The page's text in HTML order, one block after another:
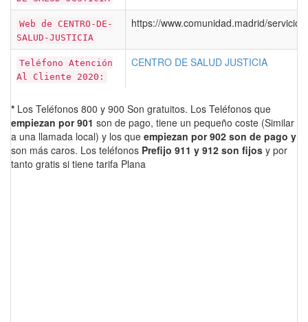
Web de CENTRO-DE-
SALUD-JUSTICIA
https://www.comunidad.madrid/
Teléfono Atención
Al Cliente 2020:
CENTRO DE SALUD JUSTICIA
* Los Teléfonos 800 y 900 Son gratuitos. Los Teléfonos que
empiezan por 901 son de pago, tiene un pequeño coste (Similar
a una llamada local) y los que empiezan por 902 son de pago y
son más caros. Los teléfonos Prefijo 911 y 912 son fijos y por
tanto gratis si tiene tarifa Plana